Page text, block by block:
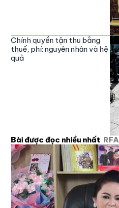
Chính quyền tận thu bằng
thuế, phí: nguyên nhân và hệ
quả
Bài được đọc nhiều nhất RFA